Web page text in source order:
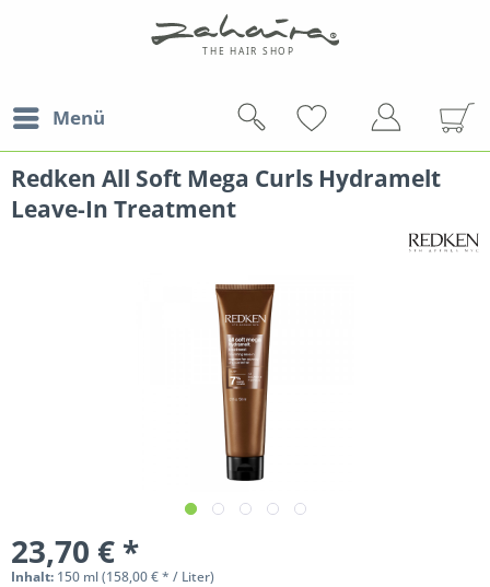
Menü
Redken All Soft Mega Curls Hydramelt
Leave-In Treatment
23,70 € *
Inhalt: 150 ml(158,00 € * / Liter)